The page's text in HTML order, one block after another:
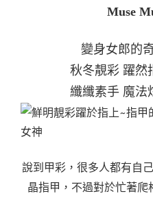
Muse
變身女郎的
秋冬靚彩 躍然
纖纖素手 魔法
說到甲彩，很多人都有自
晶指甲，不過對於忙著爬